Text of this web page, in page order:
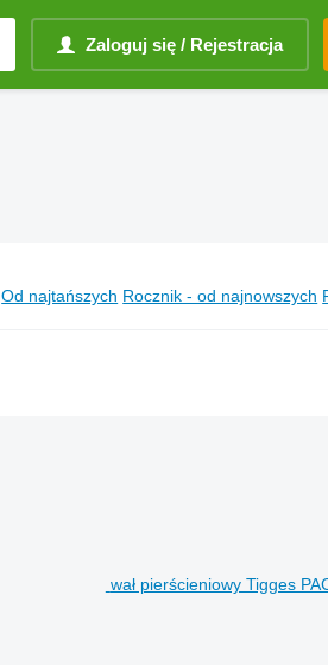
Zaloguj się / Rejestracja
Od najtańszych Rocznik - od najnowszych
wał pierścieniowy Tigges